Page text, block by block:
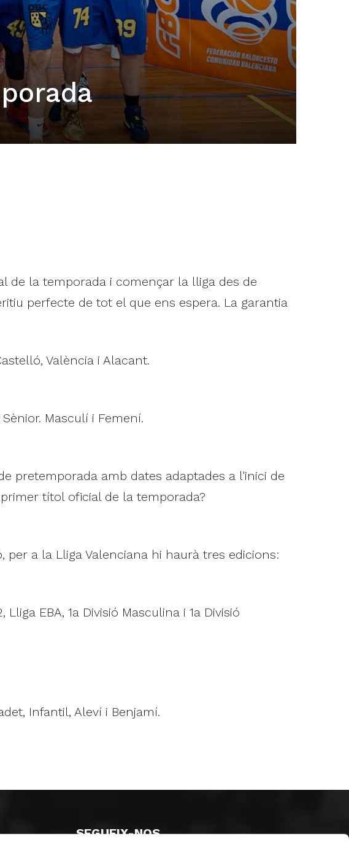
de la temporada i començar la lliga des de
perfecte de tot el que ens espera. La garantia
València i Alacant.
Masculí i Femení.
pretemporada amb dates adaptades a l'inici de
títol oficial de la temporada?
a la Lliga Valenciana hi haurà tres edicions:
EBA, 1a Divisió Masculina i 1a Divisió
Infantil, Aleví i Benjamí.
SEGUEIX-NOS